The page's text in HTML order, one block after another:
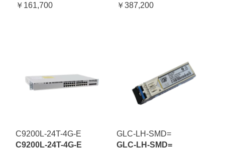
￥161,700
￥387,200
C9200L-24T-4G-E
C9200L-24T-4G-E
GLC-LH-SMD=
GLC-LH-SMD=